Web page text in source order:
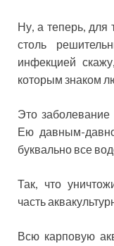
Ну, а теперь, для
столь
инфекцией
которым знаком
Это заболевание
Ею давным-
буквально все
Так, что
часть
Всю карповую